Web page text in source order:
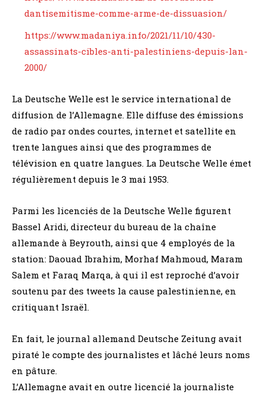
dantisemitisme-comme-arme-de-dissuasion/
https://www.madaniya.info/2021/11/10/430-
assassinats-cibles-anti-palestiniens-depuis-lan-
2000/
La Deutsche Welle est le service international de
diffusion de l’Allemagne. Elle diffuse des émissions
de radio par ondes courtes, internet et satellite en
trente langues ainsi que des programmes de
télévision en quatre langues. La Deutsche Welle émet
régulièrement depuis le 3 mai 1953.
Parmi les licenciés de la Deutsche Welle figurent
Bassel Aridi, directeur du bureau de la chaîne
allemande à Beyrouth, ainsi que 4 employés de la
station: Daouad Ibrahim, Morhaf Mahmoud, Maram
Salem et Faraq Marqa, à qui il est reproché d’avoir
soutenu par des tweets la cause palestinienne, en
critiquant Israël.
En fait, le journal allemand Deutsche Zeitung avait
piraté le compte des journalistes et lâché leurs noms
en pâture.
L’Allemagne avait en outre licencié la journaliste